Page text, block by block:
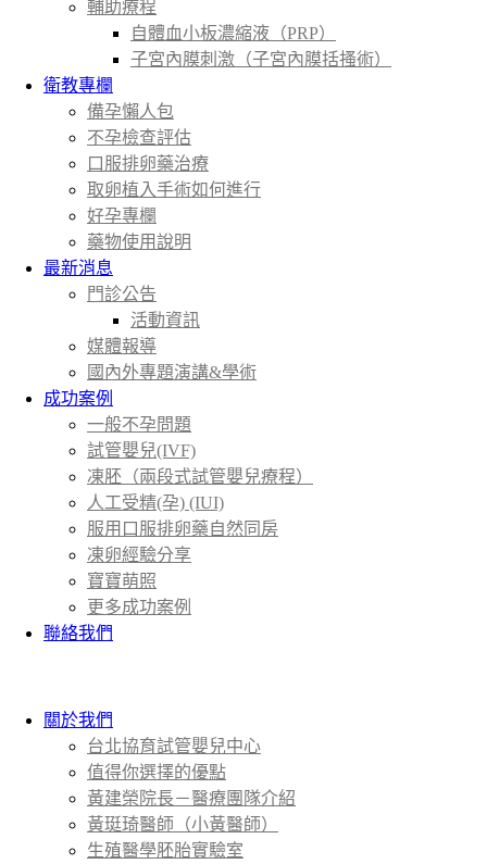
輔助療程
自體血小板濃縮液（PRP）
子宮內膜刺激（子宮內膜括搔術）
衛教專欄
備孕懶人包
不孕檢查評估
口服排卵藥治療
取卵植入手術如何進行
好孕專欄
藥物使用說明
最新消息
門診公告
活動資訊
媒體報導
國內外專題演講&學術
成功案例
一般不孕問題
試管嬰兒(IVF)
凍胚（兩段式試管嬰兒療程）
人工受精(孕) (IUI)
服用口服排卵藥自然同房
凍卵經驗分享
寶寶萌照
更多成功案例
聯絡我們
關於我們
台北協育試管嬰兒中心
值得你選擇的優點
黃建榮院長－醫療團隊介紹
黃珽琦醫師（小黃醫師）
生殖醫學胚胎實驗室